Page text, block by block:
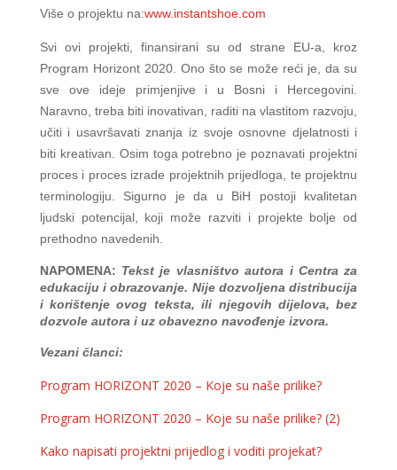
Više o projektu na:www.instantshoe.com
Svi ovi projekti, finansirani su od strane EU-a, kroz
Program Horizont 2020. Ono što se može reći je, da su
sve ove ideje primjenjive i u Bosni i Hercegovini.
Naravno, treba biti inovativan, raditi na vlastitom razvoju,
učiti i usavršavati znanja iz svoje osnovne djelatnosti i
biti kreativan. Osim toga potrebno je poznavati projektni
proces i proces izrade projektnih prijedloga, te projektnu
terminologiju. Sigurno je da u BiH postoji kvalitetan
ljudski potencijal, koji može razviti i projekte bolje od
prethodno navedenih.
NAPOMENA: Tekst je vlasništvo autora i Centra za
edukaciju i obrazovanje. Nije dozvoljena distribucija
i korištenje ovog teksta, ili njegovih dijelova, bez
dozvole autora i uz obavezno navođenje izvora.
Vezani članci:
Program HORIZONT 2020 – Koje su naše prilike?
Program HORIZONT 2020 – Koje su naše prilike? (2)
Kako napisati projektni prijedlog i voditi projekat?